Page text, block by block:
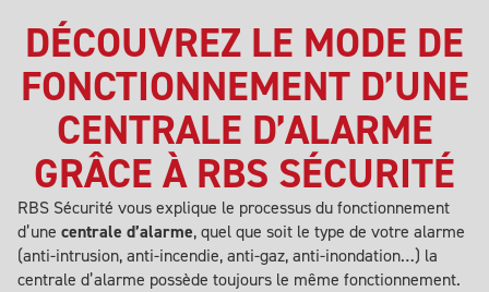
DÉCOUVREZ LE MODE DE
FONCTIONNEMENT D’UNE
CENTRALE D’ALARME
GRÂCE À RBS SÉCURITÉ
RBS Sécurité vous explique le processus du fonctionnement
d’une centrale d’alarme, quel que soit le type de votre alarme
(anti-intrusion, anti-incendie, anti-gaz, anti-inondation…) la
centrale d’alarme possède toujours le même fonctionnement.